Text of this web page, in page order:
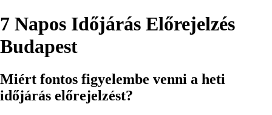
7 Napos Időjárás Előrejelzés
Budapest
Miért fontos figyelembe venni a heti
időjárás előrejelzést?